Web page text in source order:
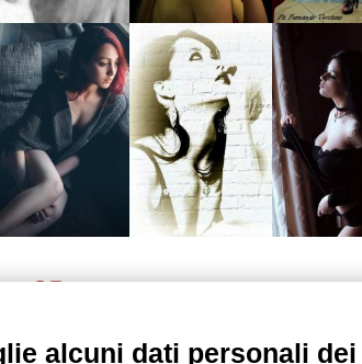
35 36 37 38 39 40 ... 59 >
alcuni dati personali dei